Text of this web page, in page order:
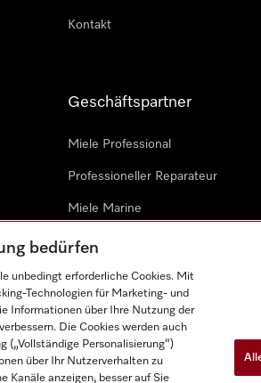
Kontakt
Geschäftspartner
Miele Professional
Professioneller Reparateur
Miele Marine
Architekten & Bauträger
Gesetzen über
bedürfen
unbedingt erforderliche Cookies. Mit
Technologien für Marketing- und
Informationen über Ihre Nutzung der
Die Cookies werden auch
(„Vollständige Personalisierung“)
über Ihr Nutzerverhalten zu
Kanäle anzeigen, besser auf Sie